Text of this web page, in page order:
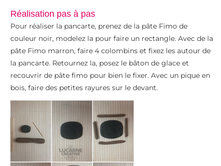
Quand c’est cuit et refroidi, repassez les lettres avec de la
peinture acrylique blanche ou un feutre posa. Essuyez
A l’aide d’une perforatrice faites 4 petits trous. Si vous
n’avez pas de perforatrice, pensez à faire les trous avant la
Réalisation pas à pas
Pour réaliser la pancarte, prenez de la pâte Fimo de
couleur noir, modelez la pour faire un rectangle. Avec de la
pâte Fimo marron, faire 4 colombins et fixez les autour de
la pancarte. Retournez la, posez le bâton de glace et
recouvrir de pâte fimo pour bien le fixer. Avec un pique en
bois, faire des petites rayures sur le devant.